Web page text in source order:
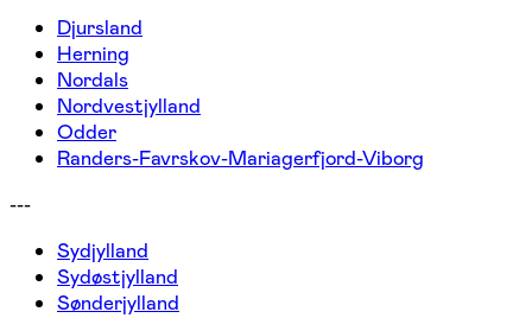
Djursland
Herning
Nordals
Nordvestjylland
Odder
Randers-Favrskov-Mariagerfjord-Viborg
---
Sydjylland
Sydøstjylland
Sønderjylland